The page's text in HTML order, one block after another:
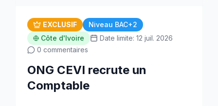
EXCLUSIF
Niveau BAC+2
Côte d'Ivoire
Date limite: 12 juil. 2026
0 commentaires
ONG CEVI recrute un
Comptable